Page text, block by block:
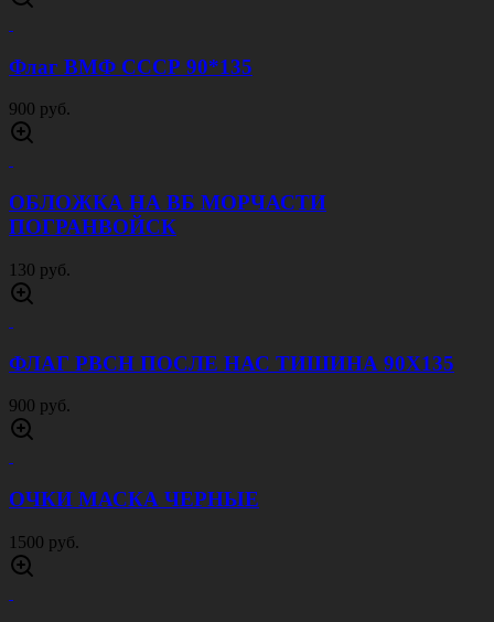
Флаг ВМФ СССР 90*135
900 руб.
ОБЛОЖКА НА ВБ МОРЧАСТИ
ПОГРАНВОЙСК
130 руб.
ФЛАГ РВСН ПОСЛЕ НАС ТИШИНА 90Х135
900 руб.
ОЧКИ МАСКА ЧЕРНЫЕ
1500 руб.